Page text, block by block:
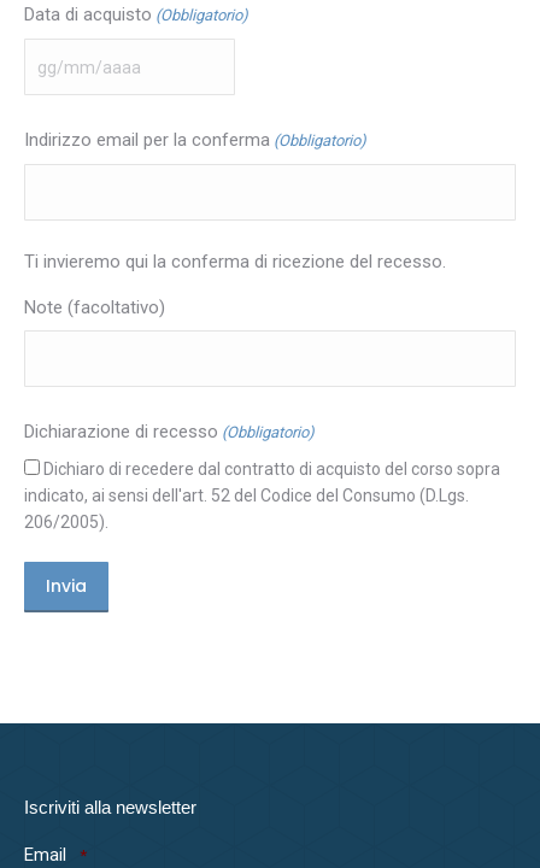
Data di acquisto (Obbligatorio)
MM
slash
Indirizzo email per la conferma (Obbligatorio)
Ti invieremo qui la conferma di ricezione del recesso.
Note (facoltativo)
Dichiarazione di recesso (Obbligatorio)
Dichiaro di recedere dal contratto di acquisto del corso sopra
indicato, ai sensi dell'art. 52 del Codice del Consumo (D.Lgs.
206/2005).
Iscriviti alla newsletter
Email *